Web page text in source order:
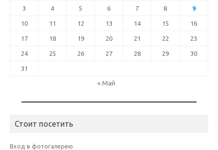
3 4 5 6 7 8 9
10 11 12 13 14 15 16
17 18 19 20 21 22 23
24 25 26 27 28 29 30
31
« Май
Стоит посетить
Вход в фотогалерею